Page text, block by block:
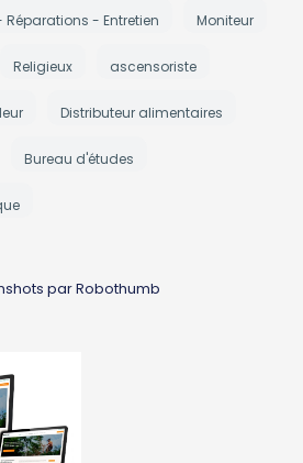
- Entretien Moniteur
Religieux ascensoriste
Distributeur alimentaires
Bureau d'études
par Robothumb